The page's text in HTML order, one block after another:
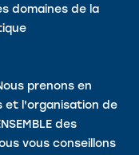
domaines de la
prenons en
et l'organisation de
des
vous conseillons